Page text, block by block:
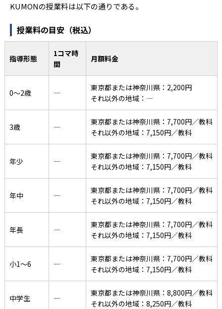
KUMONの授業料は以下の通りである。
授業料の目安（税込）
指導形態
1コマ時
間
月額料金
0〜2歳 ―
東京都または神奈川県：2,200円
それ以外の地域：―
3歳 ―
東京都または神奈川県：7,700円／教科
それ以外の地域：7,150円／教科
年少 ―
東京都または神奈川県：7,700円／教科
それ以外の地域：7,150円／教科
年中 ―
東京都または神奈川県：7,700円／教科
それ以外の地域：7,150円／教科
年長 ―
東京都または神奈川県：7,700円／教科
それ以外の地域：7,150円／教科
小1〜6 ―
東京都または神奈川県：7,700円／教科
それ以外の地域：7,150円／教科
中学生 ―
東京都または神奈川県：8,800円／教科
それ以外の地域：8,250円／教科